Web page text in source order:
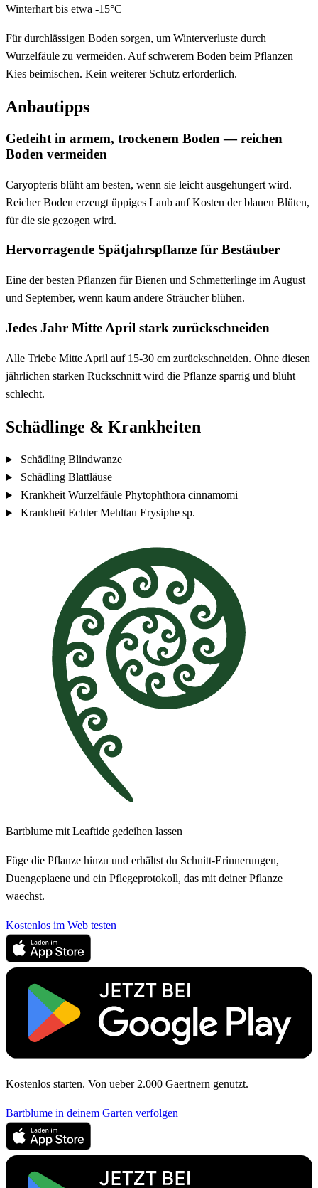
Winterhart bis etwa -15°C
Für durchlässigen Boden sorgen, um Winterverluste durch
Wurzelfäule zu vermeiden. Auf schwerem Boden beim Pflanzen
Kies beimischen. Kein weiterer Schutz erforderlich.
Anbautipps
Gedeiht in armem, trockenem Boden — reichen
Boden vermeiden
Caryopteris blüht am besten, wenn sie leicht ausgehungert wird.
Reicher Boden erzeugt üppiges Laub auf Kosten der blauen Blüten,
für die sie gezogen wird.
Hervorragende Spätjahrspflanze für Bestäuber
Eine der besten Pflanzen für Bienen und Schmetterlinge im August
und September, wenn kaum andere Sträucher blühen.
Jedes Jahr Mitte April stark zurückschneiden
Alle Triebe Mitte April auf 15-30 cm zurückschneiden. Ohne diesen
jährlichen starken Rückschnitt wird die Pflanze sparrig und blüht
schlecht.
Schädlinge & Krankheiten
Schädling Blindwanze
Schädling Blattläuse
KrankheitWurzelfäule Phytophthora cinnamomi
KrankheitEchter Mehltau Erysiphe sp.
Bartblume mit Leaftide gedeihen lassen
Füge die Pflanze hinzu und erhältst du Schnitt-Erinnerungen,
Duengeplaene und ein Pflegeprotokoll, das mit deiner Pflanze
waechst.
Kostenlos im Web testen
Kostenlos starten. Von ueber 2.000 Gaertnern genutzt.
Bartblume in deinem Garten verfolgen